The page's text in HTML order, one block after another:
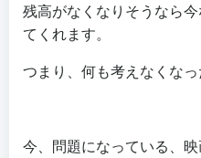
残高がなくなりそうなら
てくれます。
つまり、何も考えなくなっ
今、問題になっている、